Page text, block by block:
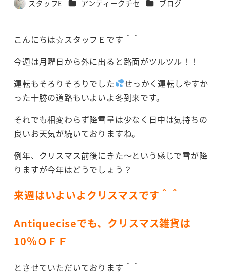
著
スタッフE カテゴリー
アンティークチセ カテゴリー
ブログ
こんにちは☆スタッフＥです＾＾
今週は月曜日から外に出ると路面がツルツル！！
運転もそろりそろりでした
せっかく運転しやすか
った十勝の道路もいよいよ冬到来です。
それでも相変わらず降雪量は少なく日中は気持ちの
良いお天気が続いておりますね。
例年、クリスマス前後にきた～という感じで雪が降
りますが今年はどうでしょう？
来週はいよいよクリスマスです＾＾
Antiqueciseでも、クリスマス雑貨は
10％ＯＦＦ
とさせていただいております＾＾